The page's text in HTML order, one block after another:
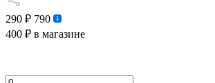
290 ₽ 790
400 ₽ в магазине